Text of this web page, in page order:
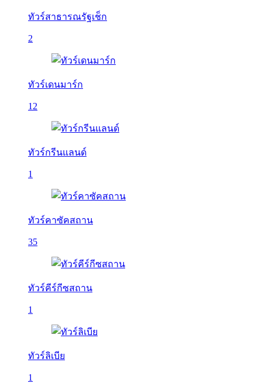
ทัวร์สาธารณรัฐเช็ก
2
ทัวร์เดนมาร์ก
12
ทัวร์กรีนแลนด์
1
ทัวร์คาซัคสถาน
35
ทัวร์คีร์กีซสถาน
1
ทัวร์ลิเบีย
1